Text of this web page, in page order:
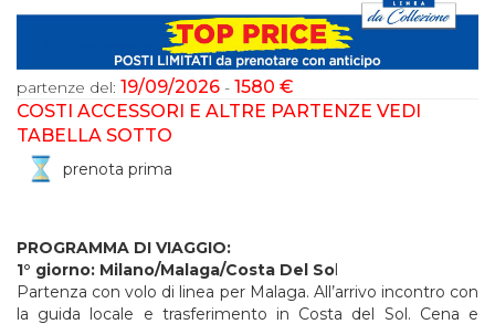
partenze del: 19/09/2026 - 1580 €
COSTI ACCESSORI E ALTRE PARTENZE VEDI
TABELLA SOTTO
prenota prima
PROGRAMMA DI VIAGGIO:
1° giorno: Milano/Malaga/Costa Del Sol
Partenza con volo di linea per Malaga. All’arrivo incontro con
la guida locale e trasferimento in Costa del Sol. Cena e